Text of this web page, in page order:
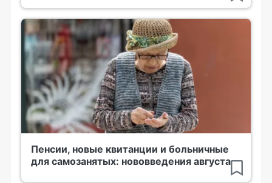
Пенсии, новые квитанции и больничные
для самозанятых: нововведения августа